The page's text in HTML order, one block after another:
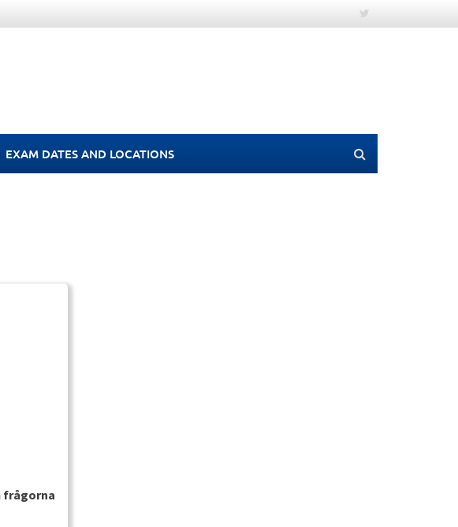
EXAM DATES AND LOCATIONS
frågorna